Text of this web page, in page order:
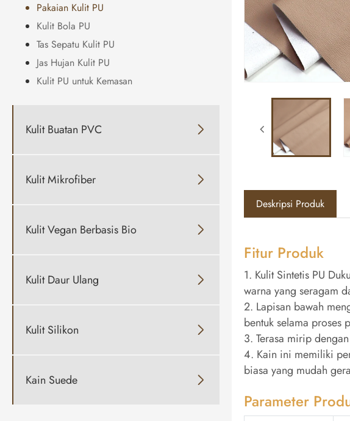
Pakaian Kulit PU
Kulit Bola PU
Tas Sepatu Kulit PU
Jas Hujan Kulit PU
Kulit PU untuk Kemasan
Kulit Buatan PVC 
Kulit Mikrofiber 
Kulit Vegan Berbasis Bio 
Kulit Daur Ulang 
Kulit Silikon 
Kain Suede 
Deskripsi Produk
Fitur Produk
1. Kulit Sintetis PU
warna yang seragam
2. Lapisan bawah
bentuk selama proses
3. Terasa mirip
4. Kain ini memiliki
biasa yang mudah
Parameter